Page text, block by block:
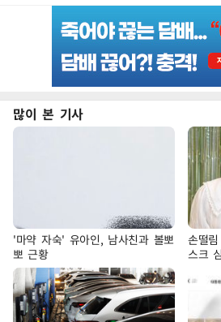
많이 본 기사
'마약 자숙' 유아인, 남사친과 볼뽀
뽀 근황
손떨
스크